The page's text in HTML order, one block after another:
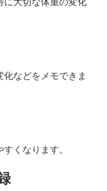
などをメモできま
くなります。